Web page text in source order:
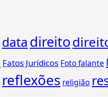
data direito
Fatos Jurídicos Foto falante
reflexões religião